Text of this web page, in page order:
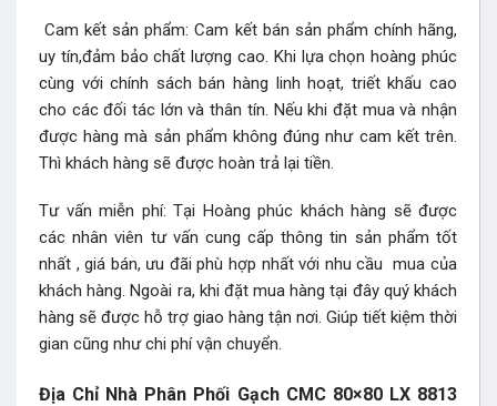
Cam kết sản phẩm: Cam kết bán sản phẩm chính hãng,
uy tín,đảm bảo chất lượng cao. Khi lựa chọn hoàng phúc
cùng với chính sách bán hàng linh hoạt, triết khấu cao
cho các đối tác lớn và thân tín. Nếu khi đặt mua và nhận
được hàng mà sản phẩm không đúng như cam kết trên.
Thì khách hàng sẽ được hoàn trả lại tiền.
Tư vấn miễn phí: Tại Hoàng phúc khách hàng sẽ được
các nhân viên tư vấn cung cấp thông tin sản phẩm tốt
nhất , giá bán, ưu đãi phù hợp nhất với nhu cầu mua của
khách hàng. Ngoài ra, khi đặt mua hàng tại đây quý khách
hàng sẽ được hỗ trợ giao hàng tận nơi. Giúp tiết kiệm thời
gian cũng như chi phí vận chuyển.
Địa Chỉ Nhà Phân Phối Gạch CMC 80×80 LX 8813